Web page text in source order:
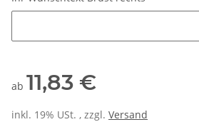
ab 11,83 €
inkl. 19% USt. , zzgl. Versand